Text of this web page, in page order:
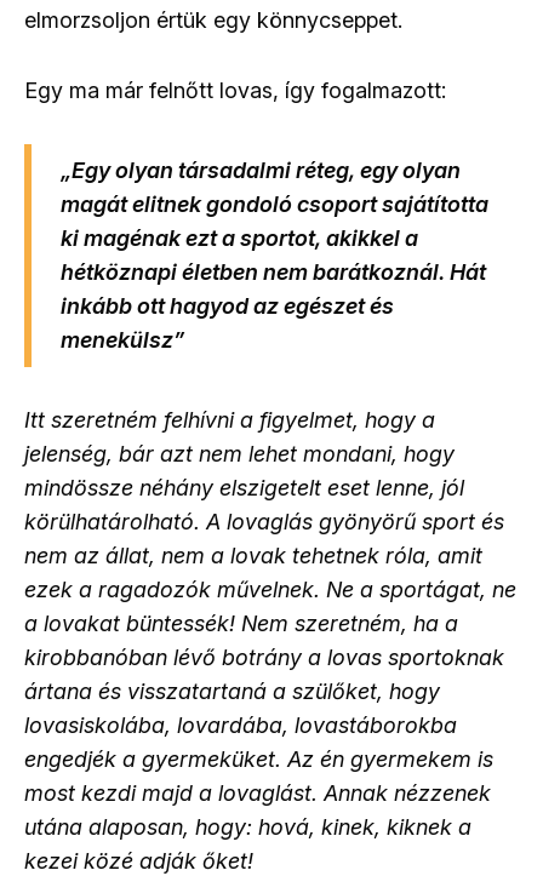
elmorzsoljon értük egy könnycseppet.
Egy ma már felnőtt lovas, így fogalmazott:
„Egy olyan társadalmi réteg, egy olyan
magát elitnek gondoló csoport sajátította
ki magénak ezt a sportot, akikkel a
hétköznapi életben nem barátkoznál. Hát
inkább ott hagyod az egészet és
menekülsz”
Itt szeretném felhívni a figyelmet, hogy a
jelenség, bár azt nem lehet mondani, hogy
mindössze néhány elszigetelt eset lenne, jól
körülhatárolható. A lovaglás gyönyörű sport és
nem az állat, nem a lovak tehetnek róla, amit
ezek a ragadozók művelnek. Ne a sportágat, ne
a lovakat büntessék! Nem szeretném, ha a
kirobbanóban lévő botrány a lovas sportoknak
ártana és visszatartaná a szülőket, hogy
lovasiskolába, lovardába, lovastáborokba
engedjék a gyermeküket. Az én gyermekem is
most kezdi majd a lovaglást. Annak nézzenek
utána alaposan, hogy: hová, kinek, kiknek a
kezei közé adják őket!